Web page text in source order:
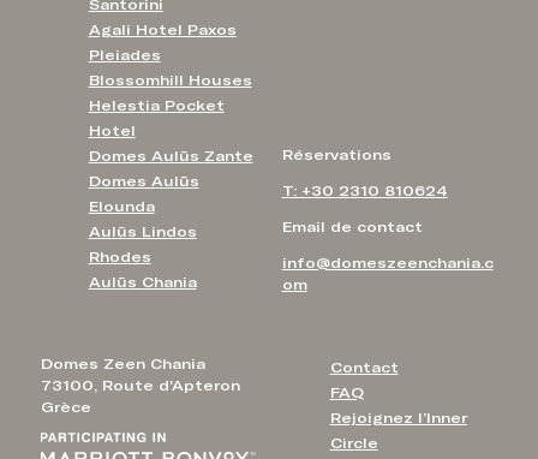
Domes Zeen Chania
73100, Route d'Apteron
Grèce
Contact
FAQ
Rejoignez l’Inner
Circle
Réservations
T: +30 2310 810624
Email de contact
info@domeszeenchania.c
om
Santorini
Agali Hotel Paxos
Pleiades
Blossomhill Houses
Helestia Pocket
Hotel
Domes Aulūs Zante
Domes Aulūs
Elounda
Aulūs Lindos
Rhodes
Aulūs Chania